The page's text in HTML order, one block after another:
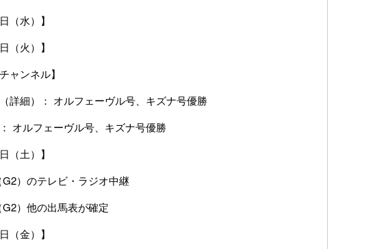
（水）】
（火）】
ャンネル】
詳細）： オルフェーヴル号、キズナ号優勝
オルフェーヴル号、キズナ号優勝
（土）】
）のテレビ・ラジオ中継
）他の出馬表が確定
（金）】